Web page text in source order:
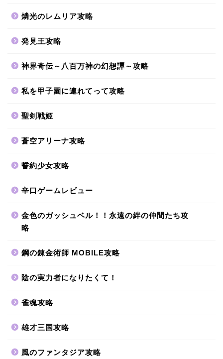
燐光のレムリア攻略
発見王攻略
神界奇伝～八百万神の幻想譚～攻略
私を甲子園に連れてって攻略
聖剣戦姫
蒼空アリーナ攻略
誓約少女攻略
辛口ゲームレビュー
金色のガッシュベル！！永遠の絆の仲間たち攻
略
鋼の錬金術師 MOBILE攻略
陰の実力者になりたくて！
雀魂攻略
雄才三国攻略
風のファンタジア攻略